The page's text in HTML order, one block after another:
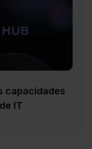
capacidades
IT